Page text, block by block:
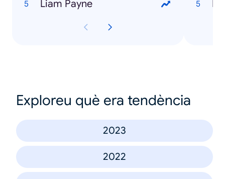
Liam Payne
Exploreu què era tendència
2023
2022